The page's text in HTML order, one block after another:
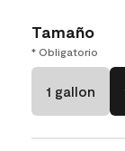
Tamaño
* Obligatorio
1 gallon